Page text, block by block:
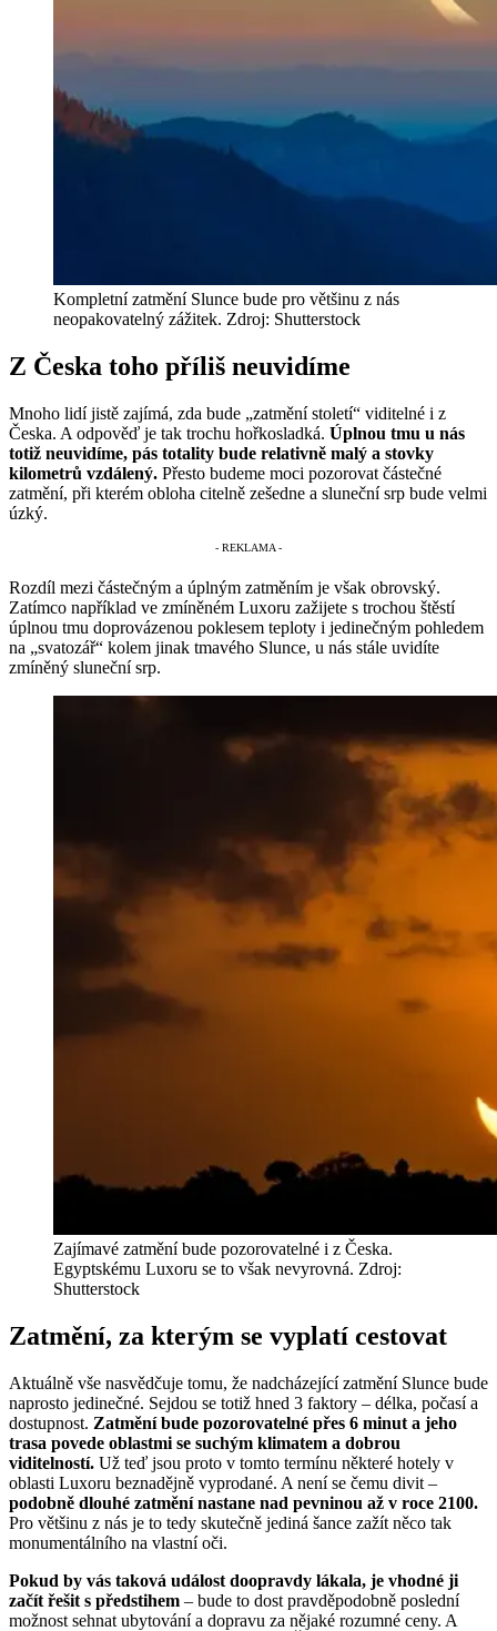
Kompletní zatmění Slunce bude pro většinu z nás
neopakovatelný zážitek. Zdroj: Shutterstock
Z Česka toho příliš neuvidíme
Mnoho lidí jistě zajímá, zda bude „zatmění století“ viditelné i z
Česka. A odpověď je tak trochu hořkosladká. Úplnou tmu u nás
totiž neuvidíme, pás totality bude relativně malý a stovky
kilometrů vzdálený. Přesto budeme moci pozorovat částečné
zatmění, při kterém obloha citelně zešedne a sluneční srp bude velmi
úzký.
Rozdíl mezi částečným a úplným zatměním je však obrovský.
Zatímco například ve zmíněném Luxoru zažijete s trochou štěstí
úplnou tmu doprovázenou poklesem teploty i jedinečným pohledem
na „svatozář“ kolem jinak tmavého Slunce, u nás stále uvidíte
zmíněný sluneční srp.
Zajímavé zatmění bude pozorovatelné i z Česka.
Egyptskému Luxoru se to však nevyrovná. Zdroj:
Shutterstock
Zatmění, za kterým se vyplatí cestovat
Aktuálně vše nasvědčuje tomu, že nadcházející zatmění Slunce bude
naprosto jedinečné. Sejdou se totiž hned 3 faktory – délka, počasí a
dostupnost. Zatmění bude pozorovatelné přes 6 minut a jeho
trasa povede oblastmi se suchým klimatem a dobrou
viditelností. Už teď jsou proto v tomto termínu některé hotely v
oblasti Luxoru beznadějně vyprodané. A není se čemu divit –
podobně dlouhé zatmění nastane nad pevninou až v roce 2100.
Pro většinu z nás je to tedy skutečně jediná šance zažít něco tak
monumentálního na vlastní oči.
Pokud by vás taková událost doopravdy lákala, je vhodné ji
začít řešit s předstihem – bude to dost pravděpodobně poslední
možnost sehnat ubytování a dopravu za nějaké rozumné ceny. A